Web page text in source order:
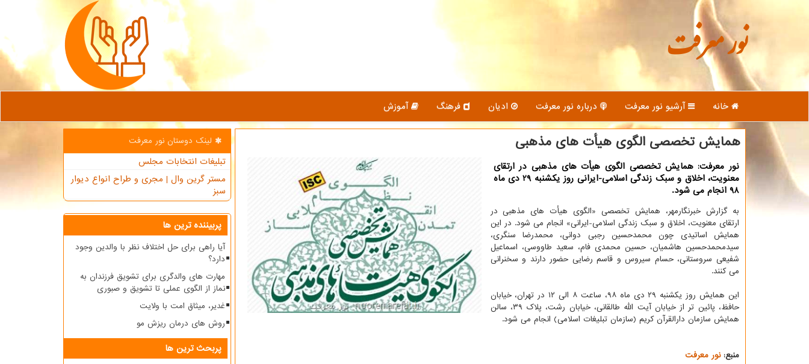
نور معرفت
خانه آرشیو نور معرفت درباره نور معرفت ادیان فرهنگ آموزش
همایش تخصصی الگوی هیأت های مذهبی
نور معرفت: همایش تخصصی الگوی هیأت های مذهبی در ارتقای
معنویت، اخلاق و سبك زندگی اسلامی-ایرانی روز یكشنبه 29 دی ماه
98 انجام می شود.
به گزارش خبرنگارمهر، همایش تخصصی «الگوی هیأت های مذهبی در
ارتقای معنویت، اخلاق و سبك زندگی اسلامی-ایرانی» انجام می شود. در این
همایش اساتیدی چون محمدحسین رجبی دوانی، محمدرضا سنگری،
سیدمحمدحسین هاشمیان، حسین محمدی فام، سعید طاووسی، اسماعیل
شفیعی سروستانی، حسام سیروس و قاسم رضایی حضور دارند و سخنرانی
می كنند.
این همایش روز یكشنبه ۲۹ دی ماه ۹۸، ساعت ۸ الی ۱۲ در تهران، خیابان
حافظ، پائین تر از خیابان آیت الله طالقانی، خیابان رشت، پلاك ۳۹، سالن
همایش سازمان دارالقرآن كریم (سازمان تبلیغات اسلامی) انجام می شود.
منبع:نور معرفت
لینک دوستان نور معرفت
تبلیغات انتخابات مجلس
مستر گرین وال | مجری و طراح انواع دیوار
سبز
پربیننده ترین ها
آیا راهی برای حل اختلاف نظر با والدین وجود
دارد؟
مهارت های والدگری برای تشویق فرزندان به
نماز از الگوی عملی تا تشویق و صبوری
غدیر، میثاق امت با ولایت
روش های درمان ریزش مو
پربحث ترین ها